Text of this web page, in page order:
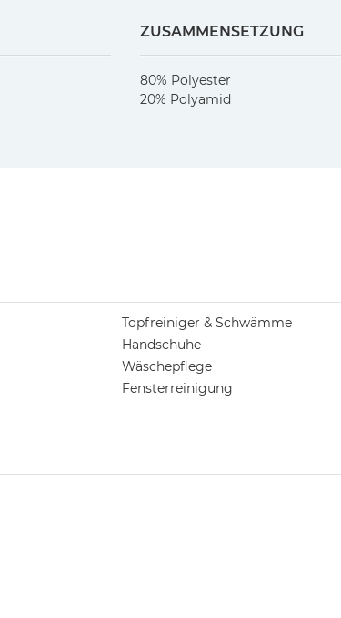
ZUSAMMENSETZUNG
80% Polyester
20% Polyamid
Topfreiniger & Schwämme
Handschuhe
Wäschepflege
Fensterreinigung